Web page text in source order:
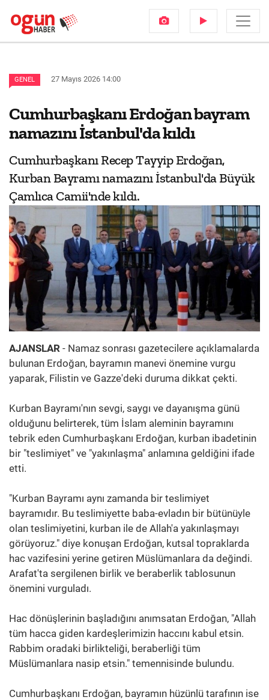
GENEL 27 Mayıs 2026 14:00
Cumhurbaşkanı Erdoğan bayram
namazını İstanbul'da kıldı
Cumhurbaşkanı Recep Tayyip Erdoğan,
Kurban Bayramı namazını İstanbul'da Büyük
Çamlıca Camii'nde kıldı.
AJANSLAR - Namaz sonrası gazetecilere açıklamalarda
bulunan Erdoğan, bayramın manevi önemine vurgu
yaparak, Filistin ve Gazze'deki duruma dikkat çekti.
Kurban Bayramı'nın sevgi, saygı ve dayanışma günü
olduğunu belirterek, tüm İslam aleminin bayramını
tebrik eden Cumhurbaşkanı Erdoğan, kurban ibadetinin
bir "teslimiyet" ve "yakınlaşma" anlamına geldiğini ifade
etti.
"Kurban Bayramı aynı zamanda bir teslimiyet
bayramıdır. Bu teslimiyette baba-evladın bir bütünüyle
olan teslimiyetini, kurban ile de Allah'a yakınlaşmayı
görüyoruz." diye konuşan Erdoğan, kutsal topraklarda
hac vazifesini yerine getiren Müslümanlara da değindi.
Arafat'ta sergilenen birlik ve beraberlik tablosunun
önemini vurguladı.
Hac dönüşlerinin başladığını anımsatan Erdoğan, "Allah
tüm hacca giden kardeşlerimizin haccını kabul etsin.
Rabbim oradaki birlikteliği, beraberliği tüm
Müslümanlara nasip etsin." temennisinde bulundu.
Cumhurbaşkanı Erdoğan, bayramın hüzünlü tarafının ise